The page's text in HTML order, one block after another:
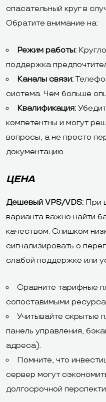
спасательный круг в
Обратите внимание на:
Режим работы:
поддержка
Каналы связи:
система. Чем больше
Квалификация:
компетентны и могут
вопросы, а не просто
документацию.
ЦЕНА
Дешевый VPS/VDS: При
варианта важно найти
качеством. Слишком
сигнализировать о
слабой поддержке или
Сравните тарифные
сопоставимыми
Учитывайте скрытые
панель управления,
адреса).
Помните, что
сервер могут
долгосрочной